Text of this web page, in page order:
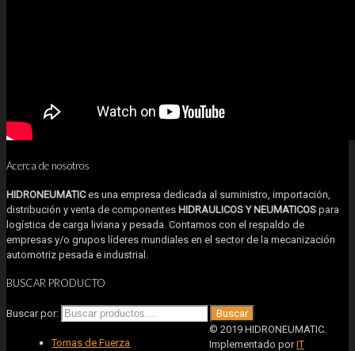
Acerca de nosotros
HIDRONEUMATICes una empresa dedicada al suministro, importación,
distribución y venta de componentes HIDRAULICOS Y NEUMATICOS para
logística de carga liviana y pesada. Contamos con el respaldo de
empresas y/o grupos líderes mundiales en el sector de la mecanización
automotriz pesada e industrial.
BUSCAR PRODUCTO
Buscar por: Buscar
Tomas de Fuerza
© 2019 HIDRONEUMATIC.
Implementado porIT